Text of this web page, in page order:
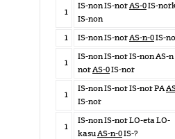
1
IS-non IS-norAS-0IS-
IS-non
1
IS-non IS-norAS-n-0IS-
1
IS-non IS-nor IS-non AS-n
norAS-0IS-nor
1
IS-non IS-nor IS-nor PA
IS-nor
1
IS-non IS-nor LO-eta LO-
kasuAS-n-0IS-?